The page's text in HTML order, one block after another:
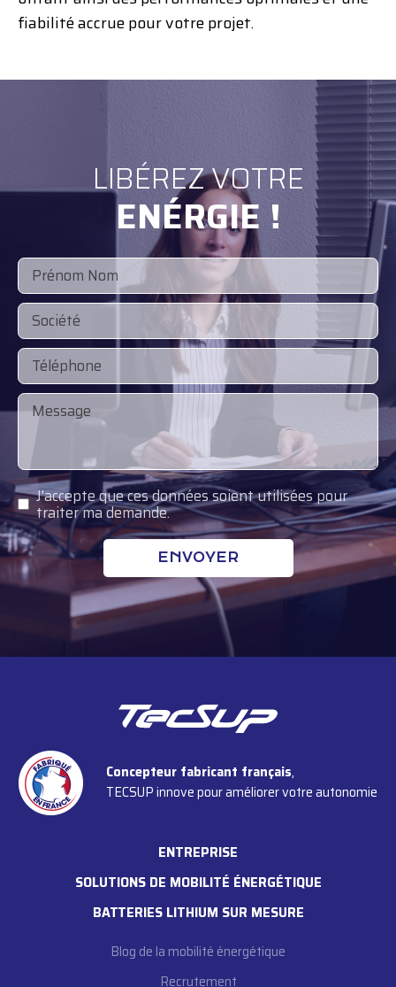
fiabilité accrue pour votre projet.
LIBÉREZ VOTRE
ENÉRGIE !
J'accepte que ces données soient utilisées pour
traiter ma demande.
Concepteur fabricant français,
TECSUP innove pour améliorer votre autonomie
ENTREPRISE
SOLUTIONS DE MOBILITÉ ÉNERGÉTIQUE
BATTERIES LITHIUM SUR MESURE
Blog de la mobilité énergétique
Recrutement